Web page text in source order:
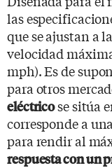
las
que se ajustan a la
velocidad
mph). Es de
para otros
eléctricose sitúa
corresponde a
para rendir al
respuesta con un